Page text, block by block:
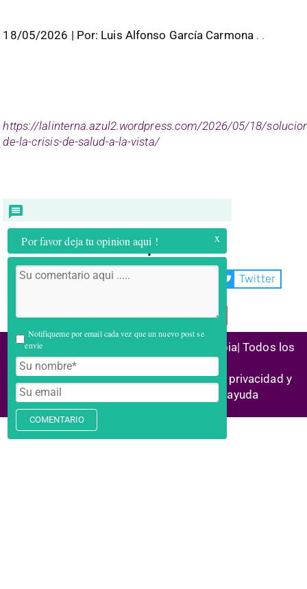
18/05/2026 | Por: Luis Alfonso García Carmona . .
https://lalinterna.azul2.wordpress.com/2026/05/18/
de-la-crisis-de-salud-a-la-vista/
Por favor deja tu opinion aqui ! x
Notifiqueme por email cada vez que un nuevo post se
envie
COMENTARIO
Compartir:
WhatsApp Twitter
Telegram Email
(C) 2026 Alianza Reconstrucción Colombia| Todos los
derechos reservados
Historias de éxito | Marco legal |Política privacidad y
cookies
| Enlaces aliados | Centro ayuda